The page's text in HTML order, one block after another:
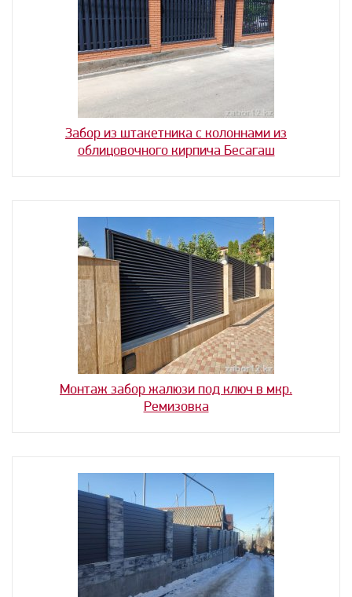
Забор из штакетника с колоннами из
облицовочного кирпича Бесагаш
Монтаж забор жалюзи под ключ в мкр.
Ремизовка